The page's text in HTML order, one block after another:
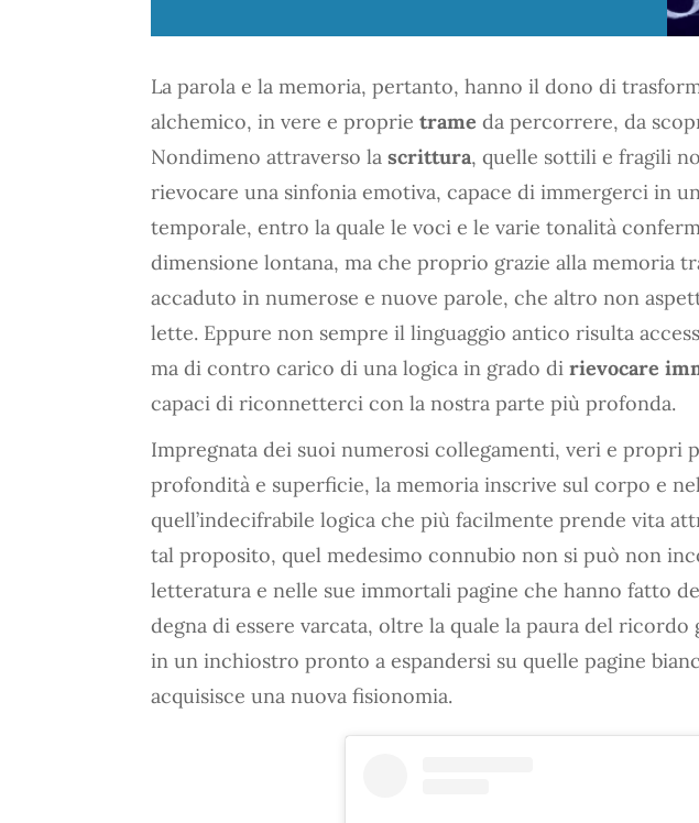
La parola e la memoria, pertanto, hanno il dono di
alchemico, in vere e proprie trame da percorrere, da
Nondimeno attraverso la scrittura, quelle sottili e fragili
rievocare una sinfonia emotiva, capace di immergerci in
temporale, entro la quale le voci e le varie tonalità
dimensione lontana, ma che proprio grazie alla memoria
accaduto in numerose e nuove parole, che altro non
lette. Eppure non sempre il linguaggio antico risulta
ma di contro carico di una logica in grado di rievocare
capaci di riconnetterci con la nostra parte più profonda.
Impregnata dei suoi numerosi collegamenti, veri e propri
profondità e superficie, la memoria inscrive sul corpo e
quell’indecifrabile logica che più facilmente prende vita
tal proposito, quel medesimo connubio non si può non
letteratura e nelle sue immortali pagine che hanno fatto
degna di essere varcata, oltre la quale la paura del
in un inchiostro pronto a espandersi su quelle pagine
acquisisce una nuova fisionomia.